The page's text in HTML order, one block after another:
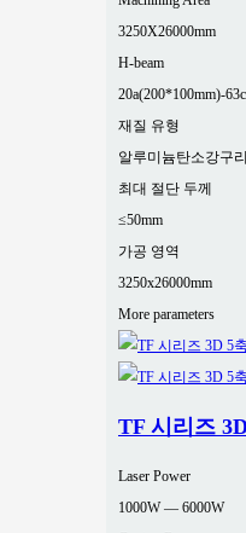
3250X26000mm
H-beam
20a(200*100mm)-
재질 유형
알루미늄탄소강구리
최대 절단 두께
≤50mm
가공 영역
3250x26000mm
More parameters
TF 시리즈
Laser Power
1000W — 6000W